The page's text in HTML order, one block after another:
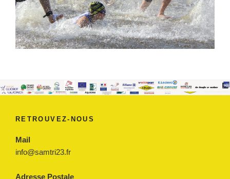
RETROUVEZ-NOUS
Mail
info@samtri23.fr
Adresse Postale